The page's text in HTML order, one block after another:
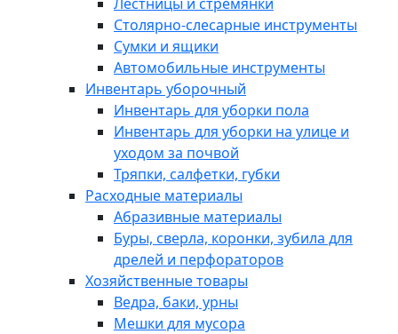
Столярно-слесарные инструменты
Сумки и ящики
Автомобильные инструменты
Инвентарь уборочный
Инвентарь для уборки пола
Инвентарь для уборки на улице и
уходом за почвой
Тряпки, салфетки, губки
Расходные материалы
Абразивные материалы
Буры, сверла, коронки, зубила для
дрелей и перфораторов
Хозяйственные товары
Ведра, баки, урны
Мешки для мусора